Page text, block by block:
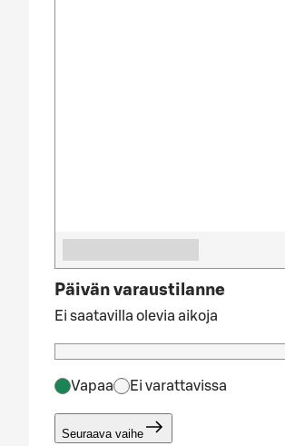
Päivän varaustilanne
Ei saatavilla olevia aikoja
Vapaa Ei varattavissa
Seuraava vaihe